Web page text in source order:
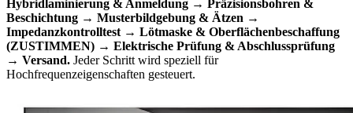
Hybridlaminierung & Anmeldung → Präzisionsbohren &
Beschichtung → Musterbildgebung & Ätzen →
Impedanzkontrolltest → Lötmaske & Oberflächenbeschaffung
(ZUSTIMMEN) → Elektrische Prüfung & Abschlussprüfung
→ Versand. Jeder Schritt wird speziell für
Hochfrequenzeigenschaften gesteuert.